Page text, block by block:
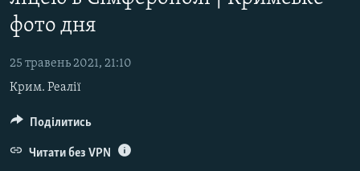
навігації
Перейти
до
БЛОГИ
ПОГЛЯД
ІНТЕРВ'Ю
ВСЕ ЗА ДЕНЬ
СПЕЦПРОЕКТИ
ДЕПОРТАЦІЯ
ЯК ОБІЙТИ БЛОКУВАННЯ
фото дня
25 травень 2021, 21:10
Крим. Реалії
Поділитись
Читати без VPN